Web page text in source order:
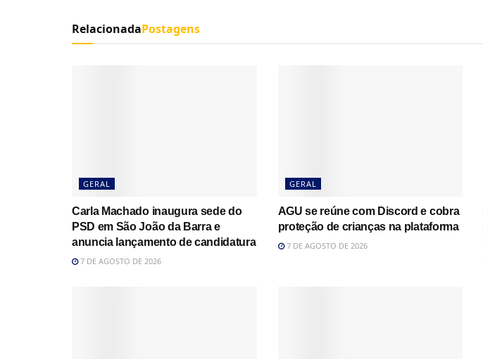
RelacionadaPostagens
GERAL
Carla Machado inaugura sede do
PSD em São João da Barra e
anuncia lançamento de candidatura
7 DE AGOSTO DE 2026
GERAL
AGU se reúne com Discord e cobra
proteção de crianças na plataforma
7 DE AGOSTO DE 2026